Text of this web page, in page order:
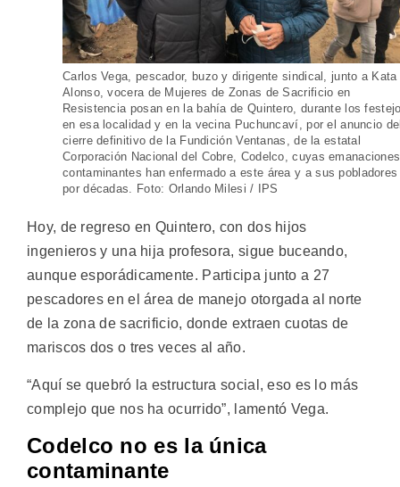
Carlos Vega, pescador, buzo y dirigente sindical, junto a Kata
Alonso, vocera de Mujeres de Zonas de Sacrificio en
Resistencia posan en la bahía de Quintero, durante los
en esa localidad y en la vecina Puchuncaví, por el anuncio
cierre definitivo de la Fundición Ventanas, de la estatal
Corporación Nacional del Cobre, Codelco, cuyas emanaciones
contaminantes han enfermado a este área y a sus pobladores
por décadas. Foto: Orlando Milesi / IPS
Hoy, de regreso en Quintero, con dos hijos
ingenieros y una hija profesora, sigue buceando,
aunque esporádicamente. Participa junto a 27
pescadores en el área de manejo otorgada al norte
de la zona de sacrificio, donde extraen cuotas de
mariscos dos o tres veces al año.
“Aquí se quebró la estructura social, eso es lo más
complejo que nos ha ocurrido”, lamentó Vega.
Codelco no es la única
contaminante